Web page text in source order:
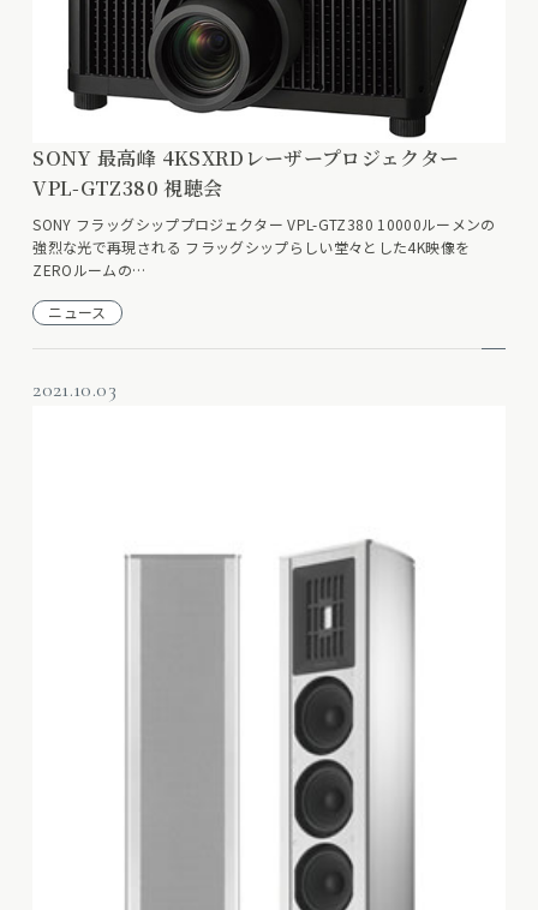
SONY 最高峰 4KSXRDレーザープロジェクター
VPL-GTZ380 視聴会
SONY フラッグシッププロジェクター VPL-GTZ380 10000ルーメンの
強烈な光で再現される フラッグシップらしい堂々とした4K映像を
ZEROルームの…
ニュース
2021.10.03